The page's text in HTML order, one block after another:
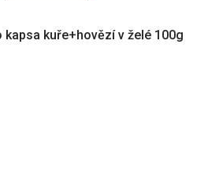
kapsa kuře+hovězí v želé 100g